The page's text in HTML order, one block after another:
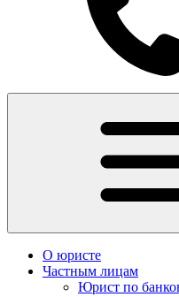
О юристе
Частным лицам
Юрист по